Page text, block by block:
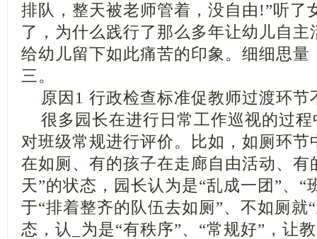
排队，整天被老师管着，没自由!”听了
了，为什么践行了那么多年让幼儿自
给幼儿留下如此痛苦的印象。细细思量
三。
原因1 行政检查标准促教师过渡环节
很多园长在进行日常工作巡视的过程
对班级常规进行评价。比如，如厕环节
在如厕、有的孩子在走廊自由活动、有
天”的状态，园长认为是“乱成一团”、“
于“排着整齐的队伍去如厕”、不如厕就
态，认_为是“有秩序”、“常规好”，让